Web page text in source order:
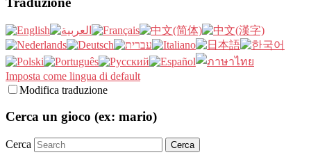
Imposta come lingua di default
Modifica traduzione
Cerca un gioco (ex: mario)
Cerca